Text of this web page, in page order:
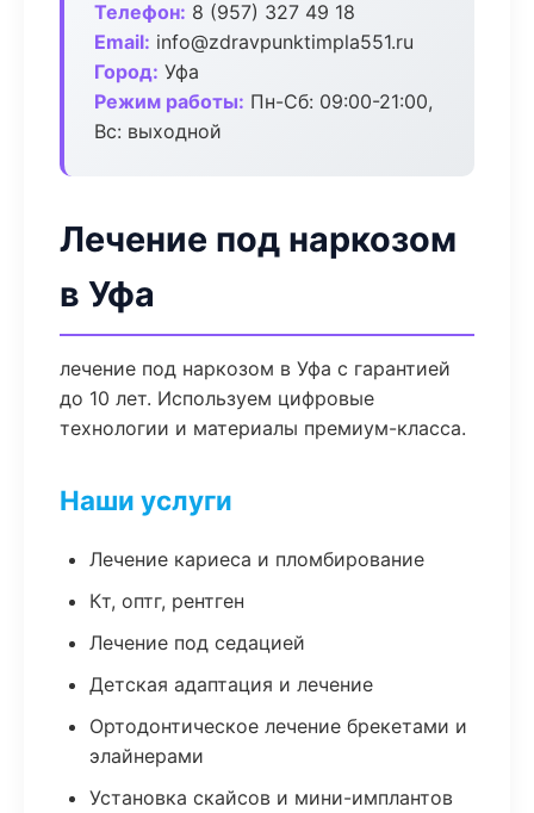
Телефон: 8 (957) 327 49 18
Email: info@zdravpunktimpla551.ru
Город: Уфа
Режим работы: Пн-Сб: 09:00-21:00,
Вс: выходной
Лечение под наркозом
в Уфа
лечение под наркозом в Уфа с гарантией
до 10 лет. Используем цифровые
технологии и материалы премиум-класса.
Наши услуги
Лечение кариеса и пломбирование
Кт, оптг, рентген
Лечение под седацией
Детская адаптация и лечение
Ортодонтическое лечение брекетами и
элайнерами
Установка скайсов и мини-имплантов